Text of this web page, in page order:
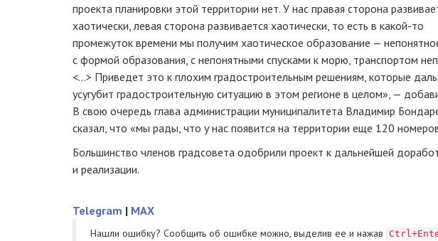
проекта планировки этой территории нет. У нас правая сторона
хаотически, левая сторона развивается хаотически, то есть в какой-то
промежуток времени мы получим хаотическое образование —
с формой образования, с непонятными спусками к морю, транспортом
<...> Приведет это к плохим градостроительным решениям, которые
усугубит градостроительную ситуацию в этом регионе в целом», —
В свою очередь глава администрации муниципалитета Владимир
сказал, что «мы рады, что у нас появится на территории еще 120
Большинство членов градсовета одобрили проект к дальнейшей
и реализации.
Telegram | MAX
Нашли ошибку? Cообщить об ошибке можно, выделив ее и нажав